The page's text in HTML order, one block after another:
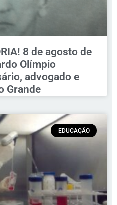
8 de agosto de
Olímpio
advogado e
Grande
EDUCAÇÃO